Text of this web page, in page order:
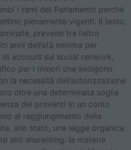
i rami del Parlamento perché
pienamente vigenti. Il testo,
prevede tra l’altro
anni dell’età minima per
di account sui social network,
per i minori che svolgono
la necessità dell’autorizzazione
oltre una determinata soglia
dei proventi in un conto
al raggiungimento della
allo stato, una legge organica
allo sharenting: la materia